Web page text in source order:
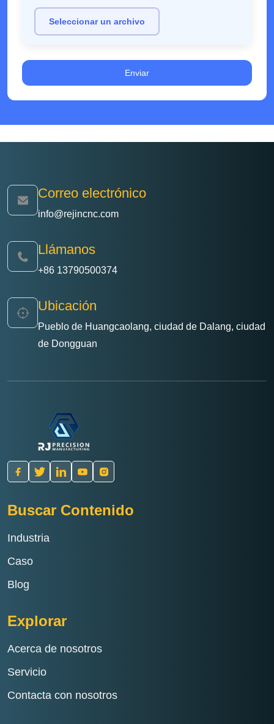
Seleccionar un archivo
Correo electrónico
info@rejincnc.com
Llámanos
+86 13790500374
Ubicación
Pueblo de Huangcaolang, ciudad de Dalang, ciudad
de Dongguan
Buscar Contenido
Industria
Caso
Blog
Explorar
Acerca de nosotros
Servicio
Contacta con nosotros